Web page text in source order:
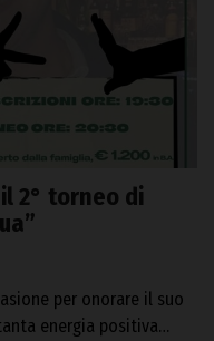
2° torneo di
per onorare il suo
energia positiva…